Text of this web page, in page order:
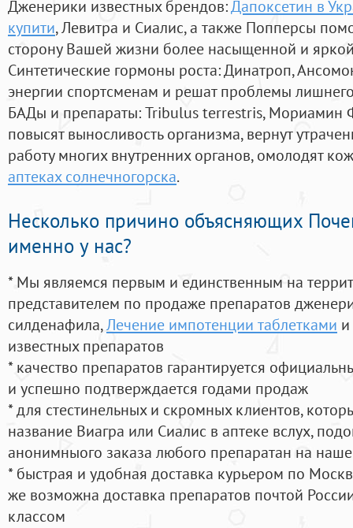
Дженерики известных брендов:Дапоксетин в
купити, Левитра и Сиалис, а также Попперсы
сторону Вашей жизни более насыщенной и
Синтетические гормоны роста: Динатроп,
энергии спортсменам и решат проблемы
БАДы и препараты:Tribulus terrestris, Мориамин
повысят выносливость организма, вернут
работу многих внутренних органов, омолодят
аптеках солнечногорска.
Несколько причино объясняющих
именно у нас?
* Мы являемся первым и единственным на
представителем по продаже препаратов
силденафила,Лечение импотенции таблетками
известных препаратов
* качество препаратов гарантируется
и успешно подтверждается годами продаж
* для стестинельных и скромных клиентов,
название Виагра или Сиалис в аптеке вслух,
анонимныого заказа любого препаратан на
* быстрая и удобная доставка курьером по
же возможна доставка препаратов почтой
классом